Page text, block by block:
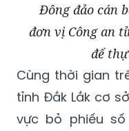
Đông đảo cán
đơn vị Công an
để
Cùng thời gian
tỉnh Đắk Lắk cơ
vực bỏ phiếu